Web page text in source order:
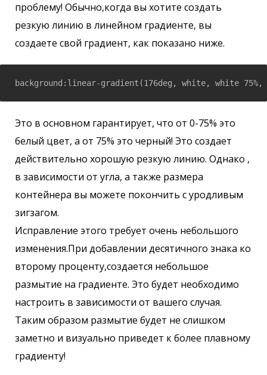
проблему! Обычно,когда вы хотите создать
резкую линию в линейном градиенте, вы
создаете свой градиент, как показано ниже.
background:linear-gradient(176deg, white, white 75%,
Это в основном гарантирует, что от 0-75% это
белый цвет, а от 75% это черный! Это создает
действительно хорошую резкую линию. Однако ,
в зависимости от угла, а также размера
контейнера вы можете покончить с уродливым
зигзагом.
Исправление этого требует очень небольшого
изменения.При добавлении десятичного знака ко
второму проценту,создается небольшое
размытие на градиенте. Это будет необходимо
настроить в зависимости от вашего случая.
Таким образом размытие будет не слишком
заметно и визуально приведет к более плавному
градиенту!